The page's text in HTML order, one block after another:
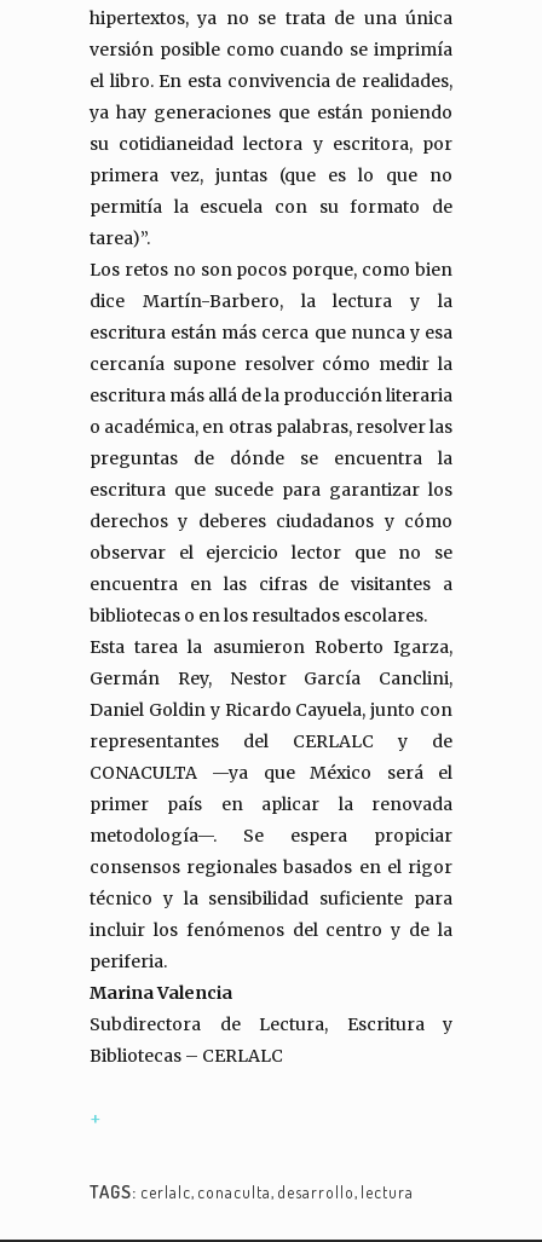
hipertextos, ya no se trata de una única
versión posible como cuando se imprimía
el libro. En esta convivencia de realidades,
ya hay generaciones que están poniendo
su cotidianeidad lectora y escritora, por
primera vez, juntas (que es lo que no
permitía la escuela con su formato de
tarea)”.
Los retos no son pocos porque, como bien
dice Martín-Barbero, la lectura y la
escritura están más cerca que nunca y esa
cercanía supone resolver cómo medir la
escritura más allá de la producción literaria
o académica, en otras palabras, resolver las
preguntas de dónde se encuentra la
escritura que sucede para garantizar los
derechos y deberes ciudadanos y cómo
observar el ejercicio lector que no se
encuentra en las cifras de visitantes a
bibliotecas o en los resultados escolares.
Esta tarea la asumieron Roberto Igarza,
Germán Rey, Nestor García Canclini,
Daniel Goldin y Ricardo Cayuela, junto con
representantes del CERLALC y de
CONACULTA —ya que México será el
primer país en aplicar la renovada
metodología—. Se espera propiciar
consensos regionales basados en el rigor
técnico y la sensibilidad suficiente para
incluir los fenómenos del centro y de la
periferia.
Marina Valencia
Subdirectora de Lectura, Escritura y
Bibliotecas – CERLALC
+
TAGS: cerlalc, conaculta, desarrollo, lectura